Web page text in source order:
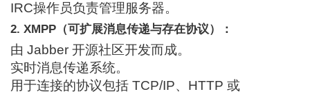
IRC操作员负责管理服务器。
2. XMPP（可扩展消息传递与存在协议）：
由 Jabber 开源社区开发而成。
实时消息传递系统。
用于连接的协议包括 TCP/IP、HTTP 或